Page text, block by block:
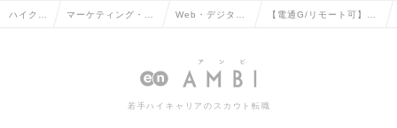
ハイクラ マーケティング・販 Web・デジタル
の転職
【電通G/リモート可】メ
若手ハイキャリアのスカウト転職